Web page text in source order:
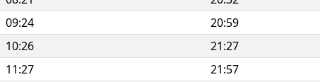
09:24 20:59
10:26 21:27
11:27 21:57